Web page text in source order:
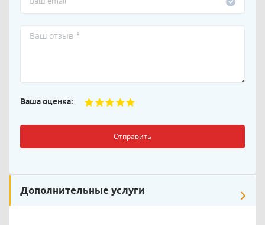
Ваша оценка:
Отправить
Дополнительные услуги